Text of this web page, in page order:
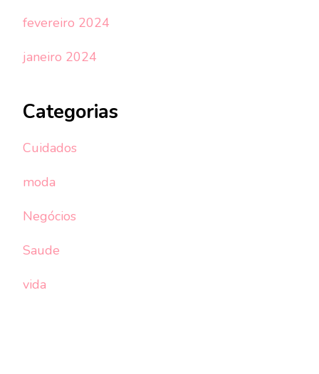
fevereiro 2024
janeiro 2024
Categorias
Cuidados
moda
Negócios
Saude
vida